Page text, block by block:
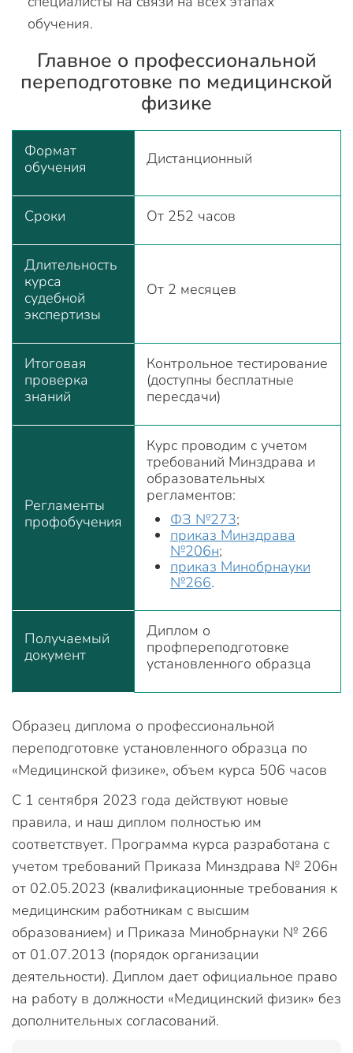
обучения.
Главное о профессиональной
переподготовке по медицинской
физике
Формат
обучения
Дистанционный
Сроки От 252 часов
Длительность
курса
судебной
экспертизы
От 2 месяцев
Итоговая
проверка
знаний
Контрольное тестирование
(доступны бесплатные
пересдачи)
Регламенты
профобучения
Курс проводим с учетом
требований Минздрава и
образовательных
регламентов:
ФЗ №273;
приказ Минздрава
№206н;
приказ Минобрнауки
№266.
Получаемый
документ
Диплом о
профпереподготовке
установленного образца
Образец диплома о профессиональной
переподготовке установленного образца по
«Медицинской физике», объем курса 506 часов
С 1 сентября 2023 года действуют новые
правила, и наш диплом полностью им
соответствует. Программа курса разработана с
учетом требований Приказа Минздрава № 206н
от 02.05.2023 (квалификационные требования к
медицинским работникам с высшим
образованием) и Приказа Минобрнауки № 266
от 01.07.2013 (порядок организации
деятельности). Диплом дает официальное право
на работу в должности «Медицинский физик» без
дополнительных согласований.